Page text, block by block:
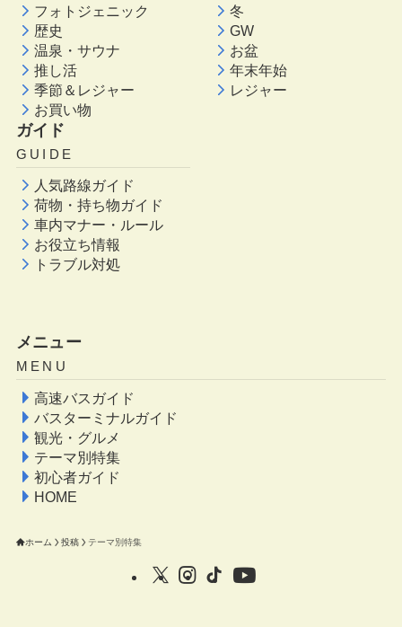
フォトジェニック
歴史
温泉・サウナ
推し活
季節＆レジャー
お買い物
冬
GW
お盆
年末年始
レジャー
ガイド
GUIDE
人気路線ガイド
荷物・持ち物ガイド
車内マナー・ルール
お役立ち情報
トラブル対処
メニュー
MENU
高速バスガイド
バスターミナルガイド
観光・グルメ
テーマ別特集
初心者ガイド
HOME
ホーム 投稿 テーマ別特集